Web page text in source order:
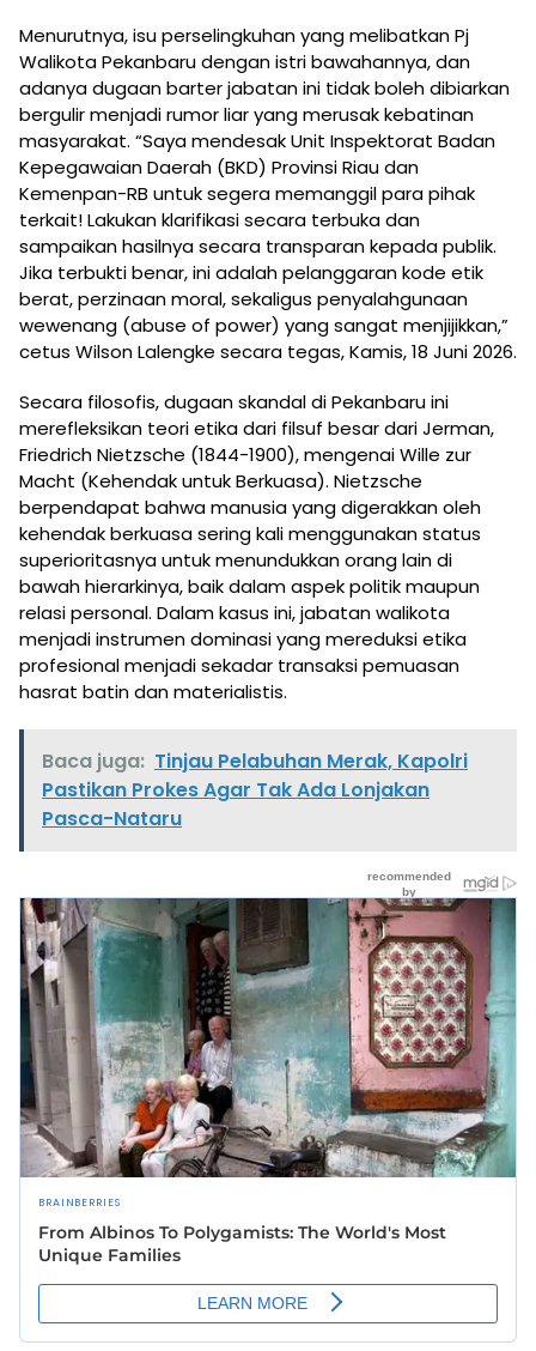
Menurutnya, isu perselingkuhan yang melibatkan Pj
Walikota Pekanbaru dengan istri bawahannya, dan
adanya dugaan barter jabatan ini tidak boleh dibiarkan
bergulir menjadi rumor liar yang merusak kebatinan
masyarakat. “Saya mendesak Unit Inspektorat Badan
Kepegawaian Daerah (BKD) Provinsi Riau dan
Kemenpan-RB untuk segera memanggil para pihak
terkait! Lakukan klarifikasi secara terbuka dan
sampaikan hasilnya secara transparan kepada publik.
Jika terbukti benar, ini adalah pelanggaran kode etik
berat, perzinaan moral, sekaligus penyalahgunaan
wewenang (abuse of power) yang sangat menjijikkan,”
cetus Wilson Lalengke secara tegas, Kamis, 18 Juni 2026.
Secara filosofis, dugaan skandal di Pekanbaru ini
merefleksikan teori etika dari filsuf besar dari Jerman,
Friedrich Nietzsche (1844-1900), mengenai Wille zur
Macht (Kehendak untuk Berkuasa). Nietzsche
berpendapat bahwa manusia yang digerakkan oleh
kehendak berkuasa sering kali menggunakan status
superioritasnya untuk menundukkan orang lain di
bawah hierarkinya, baik dalam aspek politik maupun
relasi personal. Dalam kasus ini, jabatan walikota
menjadi instrumen dominasi yang mereduksi etika
profesional menjadi sekadar transaksi pemuasan
hasrat batin dan materialistis.
Baca juga: Tinjau Pelabuhan Merak, Kapolri
Pastikan Prokes Agar Tak Ada Lonjakan
Pasca-Nataru